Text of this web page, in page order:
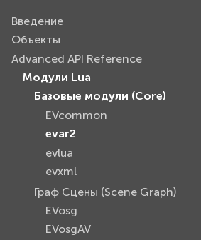
Введение
Объекты
Advanced API Reference
Модули Lua
Базовые модули (Core)
EVcommon
evar2
evlua
evxml
Граф Сцены (Scene Graph)
EVosg
EVosgAV